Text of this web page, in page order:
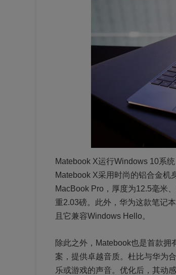
Matebook X运行Windows 10系
Matebook X采用时尚的铝合金机
MacBook Pro，厚度为12.5毫米
重2.03磅。此外，华为这款笔记
且它兼容Windows Hello。
除此之外，Matebook也是首款
案，提供卓越音质。杜比与华为
乐或游戏的声音。优化后，其动